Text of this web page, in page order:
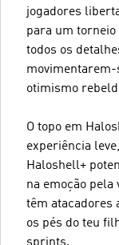
jogadores
para um torneio
todos os
movimentarem-
otimismo
O topo em
experiência
Haloshell+
na emoção
têm atacadores
os pés do teu